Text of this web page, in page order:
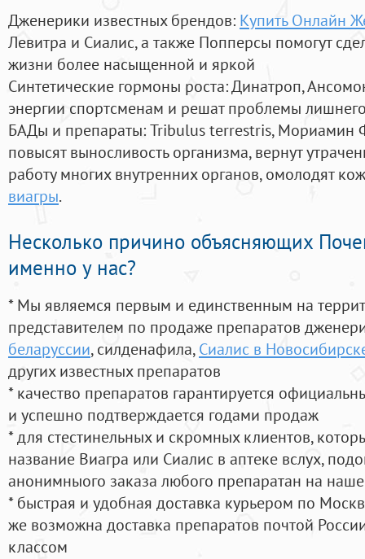
Дженерики известных брендов: Купить Онлайн
Левитра и Сиалис, а также Попперсы помогут
жизни более насыщенной и яркой
Синтетические гормоны роста: Динатроп,
энергии спортсменам и решат проблемы
БАДы и препараты:Tribulus terrestris, Мориамин
повысят выносливость организма, вернут
работу многих внутренних органов, омолодят
виагры.
Несколько причино объясняющих
именно у нас?
* Мы являемся первым и единственным на
представителем по продаже препаратов
беларуссии, силденафила, Сиалис в
других известных препаратов
* качество препаратов гарантируется
и успешно подтверждается годами продаж
* для стестинельных и скромных клиентов,
название Виагра или Сиалис в аптеке вслух,
анонимныого заказа любого препаратан на
* быстрая и удобная доставка курьером по
же возможна доставка препаратов почтой
классом